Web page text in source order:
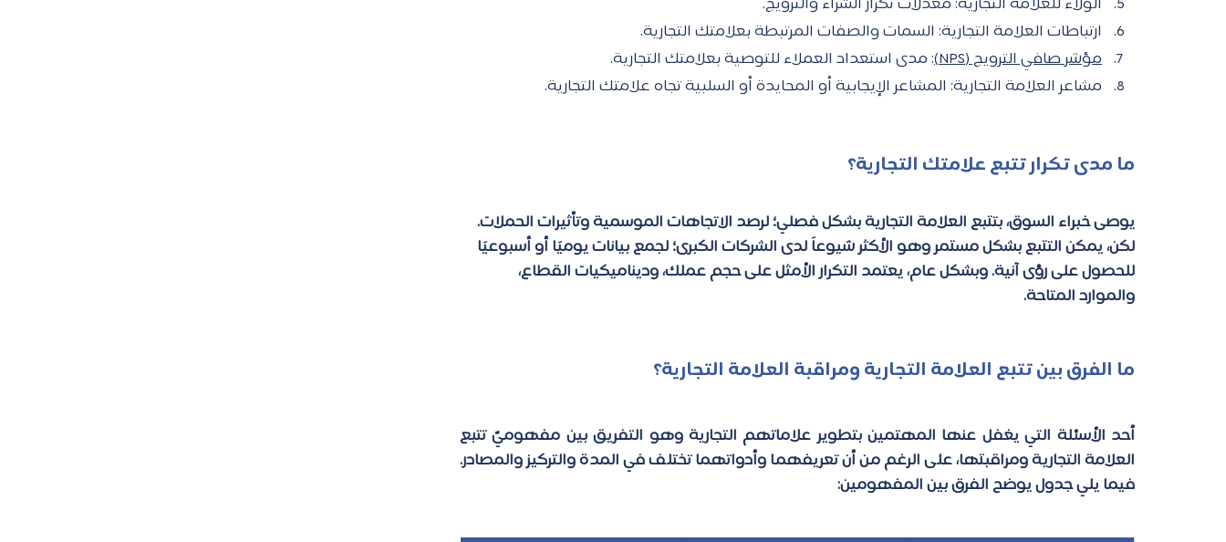
الولاء للعلامة التجارية: معدلات تكرار الشراء والترويج.
ارتباطات العلامة التجارية: السمات والصفات المرتبطة بعلامتك التجارية.
مؤشر صافي الترويج (NPS)
: مدى استعداد العملاء للتوصية بعلامتك التجارية.
مشاعر العلامة التجارية: المشاعر الإيجابية أو المحايدة أو السلبية تجاه علامتك التجارية.
ما مدى تكرار تتبع علامتك التجارية؟
يوصى خبراء السوق، بتتبع العلامة التجارية بشكل فصلي؛ لرصد الاتجاهات الموسمية وتأثيرات الحملات.
لكن، يمكن التتبع بشكل مستمر وهو الأكثر شيوعاً لدى الشركات الكبرى؛ لجمع بيانات يوميًا أو أسبوعيًا
للحصول على رؤى آنية. وبشكل عام، يعتمد التكرار الأمثل على حجم عملك، وديناميكيات القطاع،
والموارد المتاحة.
ما الفرق بين تتبع العلامة التجارية ومراقبة العلامة التجارية؟
فيما يلي جدول يوضح الفرق بين المفهومين: